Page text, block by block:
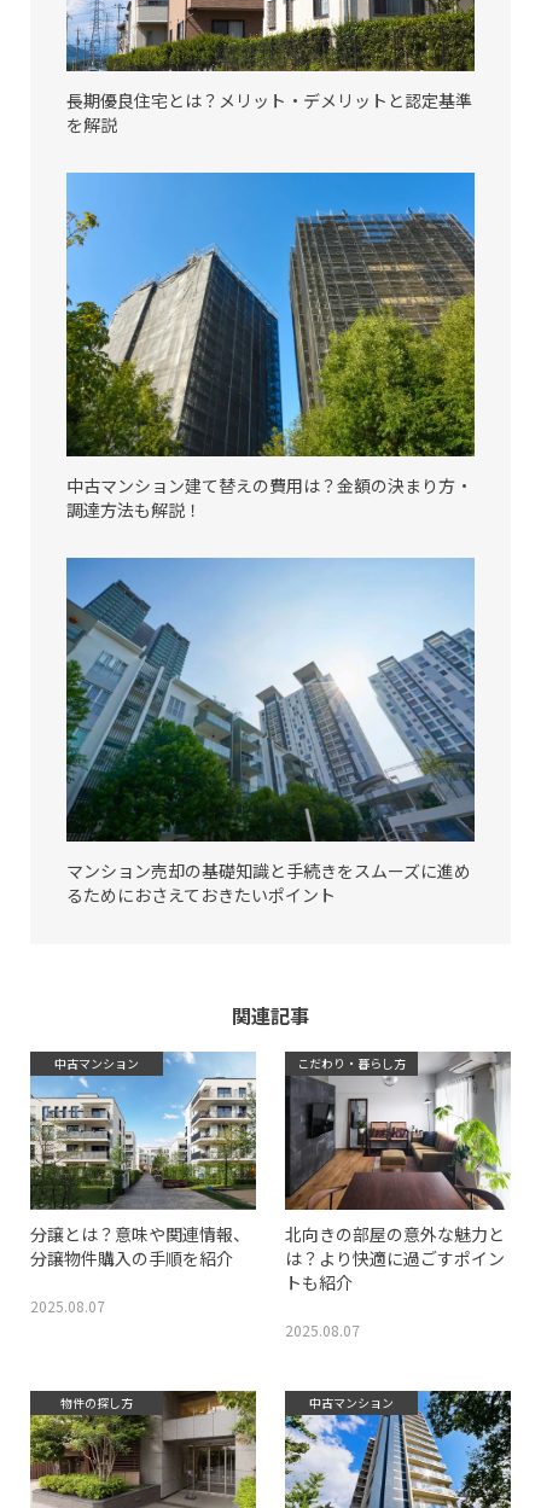
長期優良住宅とは？メリット・デメリットと認定基準
を解説
中古マンション建て替えの費用は？金額の決まり方・
調達方法も解説！
マンション売却の基礎知識と手続きをスムーズに進め
るためにおさえておきたいポイント
関連記事
中古マンション
分譲とは？意味や関連情報、
分譲物件購入の手順を紹介
2025.08.07
こだわり・暮らし方
北向きの部屋の意外な魅力と
は？より快適に過ごすポイン
トも紹介
2025.08.07
物件の探し方 中古マンション